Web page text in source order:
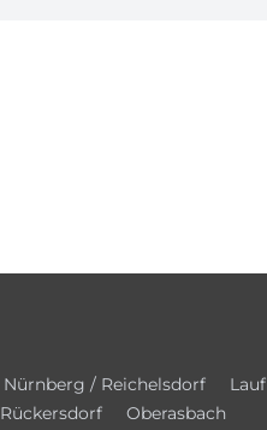
Nürnberg / Reichelsdorf
Lauf
Rückersdorf
Oberasbach